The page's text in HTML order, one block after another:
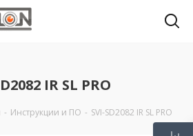
IR SL PRO
- Инструкции и ПО - SVI-SD2082 IR SL PRO